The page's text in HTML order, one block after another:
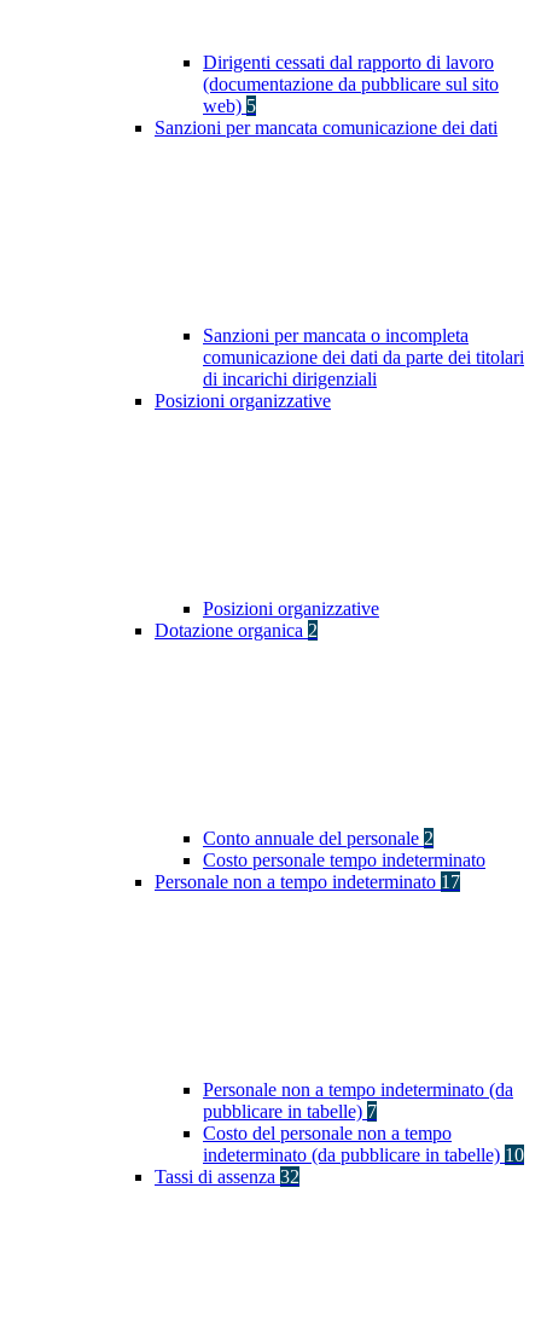
Dirigenti cessati dal rapporto di lavoro
(documentazione da pubblicare sul sito
web) 5
Sanzioni per mancata comunicazione dei dati
Sanzioni per mancata o incompleta
comunicazione dei dati da parte dei titolari
di incarichi dirigenziali
Posizioni organizzative
Posizioni organizzative
Dotazione organica 2
Conto annuale del personale 2
Costo personale tempo indeterminato
Personale non a tempo indeterminato 17
Personale non a tempo indeterminato (da
pubblicare in tabelle) 7
Costo del personale non a tempo
indeterminato (da pubblicare in tabelle) 10
Tassi di assenza 32